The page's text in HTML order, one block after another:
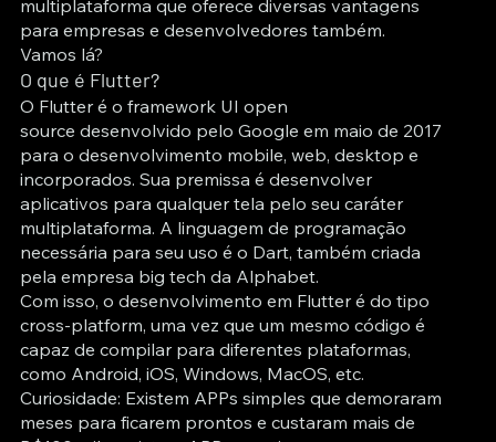
multiplataforma que oferece diversas vantagens
para empresas e desenvolvedores também.
Vamos lá?
O que é Flutter?
O Flutter é o framework UI open
source desenvolvido pelo Google em maio de 2017
para o desenvolvimento mobile, web, desktop e
incorporados. Sua premissa é desenvolver
aplicativos para qualquer tela pelo seu caráter
multiplataforma. A linguagem de programação
necessária para seu uso é o Dart, também criada
pela empresa big tech da Alphabet.
Com isso, o desenvolvimento em Flutter é do tipo
cross-platform, uma vez que um mesmo código é
capaz de compilar para diferentes plataformas,
como Android, iOS, Windows, MacOS, etc.
Curiosidade: Existem APPs simples que demoraram
meses para ficarem prontos e custaram mais de